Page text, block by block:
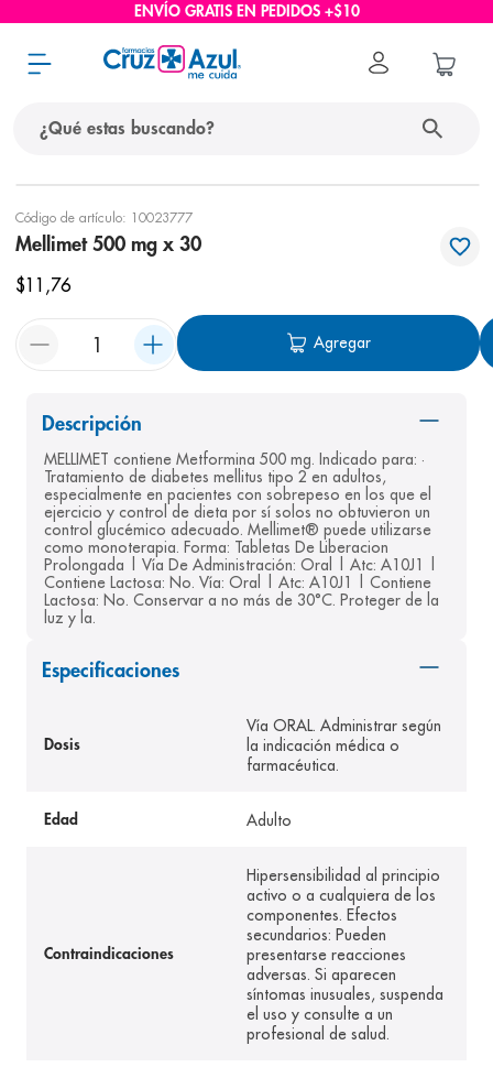
ENVÍO GRATIS EN PEDIDOS +$10
Código de artículo: 10023777
Mellimet 500 mg x 30
$11 ,76
Agregar
Descripción
MELLIMET contiene Metformina 500 mg. Indicado para: ·
Tratamiento de diabetes mellitus tipo 2 en adultos,
especialmente en pacientes con sobrepeso en los que el
ejercicio y control de dieta por sí solos no obtuvieron un
control glucémico adecuado. Mellimet® puede utilizarse
como monoterapia. Forma: Tabletas De Liberacion
Prolongada | Vía De Administración: Oral | Atc: A10J1 |
Contiene Lactosa: No. Vía: Oral | Atc: A10J1 | Contiene
Lactosa: No. Conservar a no más de 30°C. Proteger de la
luz y la.
Especificaciones
Dosis
Vía ORAL. Administrar según
la indicación médica o
farmacéutica.
Edad Adulto
Contraindicaciones
Hipersensibilidad al principio
activo o a cualquiera de los
componentes. Efectos
secundarios: Pueden
presentarse reacciones
adversas. Si aparecen
síntomas inusuales, suspenda
el uso y consulte a un
profesional de salud.
términos más buscados
1. protector solar
2.
3. eucerin
shampoo
7. bioderma
8. pediasure
9. panolini
10.prueba embarazo